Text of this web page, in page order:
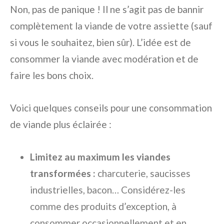
Non, pas de panique ! Il ne s’agit pas de bannir
complètement la viande de votre assiette (sauf
si vous le souhaitez, bien sûr). L’idée est de
consommer la viande avec modération et de
faire les bons choix.
Voici quelques conseils pour une consommation
de viande plus éclairée :
Limitez au maximum les viandes
transformées : charcuterie, saucisses
industrielles, bacon… Considérez-les
comme des produits d’exception, à